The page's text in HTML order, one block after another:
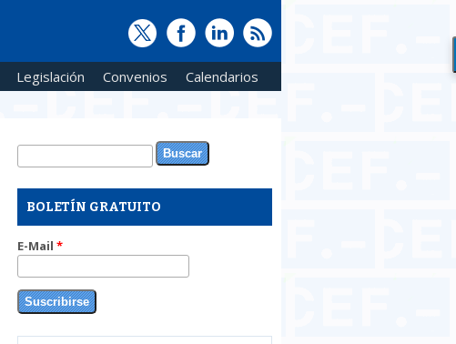
Legislación Convenios Calendarios
Formulario de búsqueda
Buscar
BOLETÍN GRATUITO
E-Mail *